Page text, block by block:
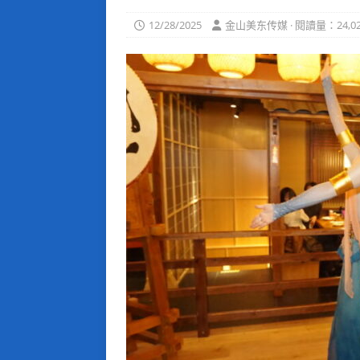
12/28/2025 金山美东传媒 · 閱讀量：